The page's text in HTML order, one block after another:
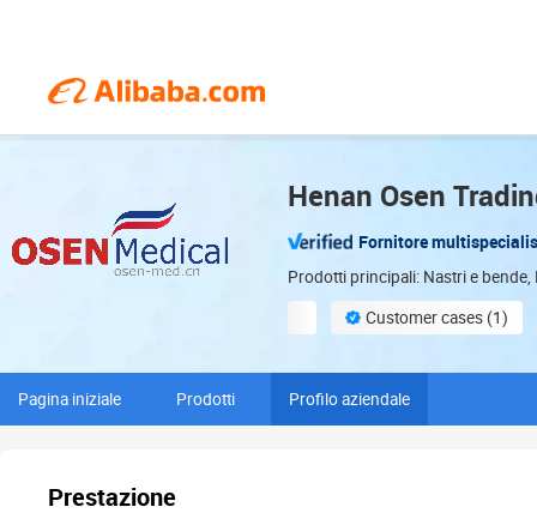
Henan Osen
Fornitore
Prodotti principali: Nastri e
Customer cases (1)
Pagina iniziale Prodotti Profilo aziendale
Prestazione